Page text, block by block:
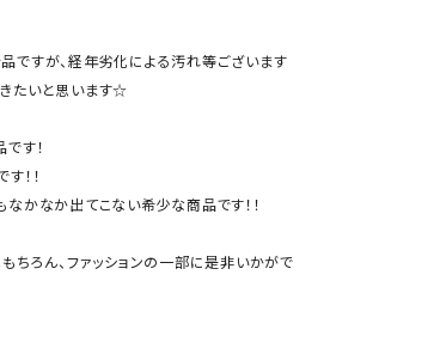
ですが、経年劣化による汚れ等ございます
たいと思います☆
す！
！！
かなか出てこない希少な商品です！！
ちろん、ファッションの一部に是非いかがで